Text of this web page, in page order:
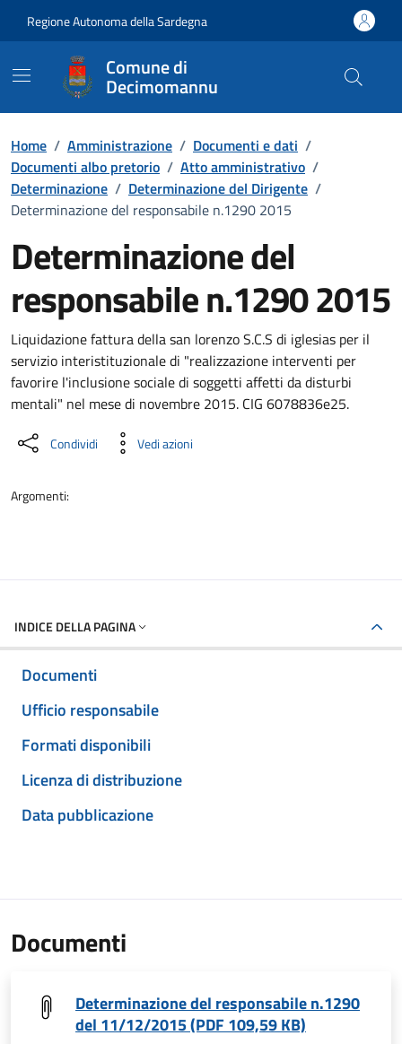
Regione Autonoma della Sardegna
Comune di
Decimomannu
Home / Amministrazione / Documenti e dati /
Documenti albo pretorio / Atto amministrativo /
Determinazione / Determinazione del Dirigente /
Determinazione del responsabile n.1290 2015
Determinazione del
responsabile n.1290 2015
Dettaglio del documento
Liquidazione fattura della san lorenzo S.C.S di iglesias per il
servizio interistituzionale di "realizzazione interventi per
favorire l'inclusione sociale di soggetti affetti da disturbi
mentali" nel mese di novembre 2015. CIG 6078836e25.
Condividi Vedi azioni
Argomenti:
INDICE DELLA PAGINA
Documenti
Ufficio responsabile
Formati disponibili
Licenza di distribuzione
Data pubblicazione
Documenti
Determinazione del responsabile n.1290
del 11/12/2015 (PDF 109,59 KB)